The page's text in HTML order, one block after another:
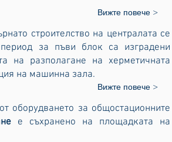
Вижте повече >
строителство на централата се
за пъви блок са изградени
на разполагане на херметичната
на машинна зала.
Вижте повече >
оборудването за общостационните
е съхранено на площадката на